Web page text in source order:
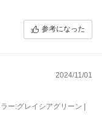
参考になった
2024/11/01
ー:グレイシアグリーン |